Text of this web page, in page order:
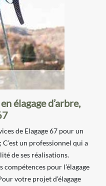
élagage d’arbre,
de Elagage 67 pour un
C’est un professionnel qui a
de ses réalisations.
compétences pour l’élagage
votre projet d’élagage